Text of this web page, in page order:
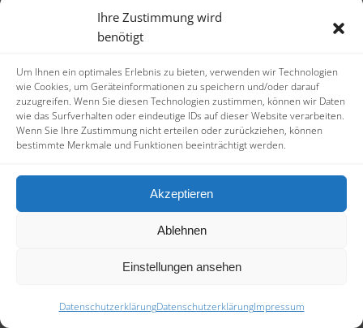
Ihre Zustimmung wird
benötigt
Um Ihnen ein optimales Erlebnis zu bieten, verwenden wir Technologien
wie Cookies, um Geräteinformationen zu speichern und/oder darauf
zuzugreifen. Wenn Sie diesen Technologien zustimmen, können wir Daten
wie das Surfverhalten oder eindeutige IDs auf dieser Website verarbeiten.
Wenn Sie Ihre Zustimmung nicht erteilen oder zurückziehen, können
bestimmte Merkmale und Funktionen beeinträchtigt werden.
Akzeptieren
Ablehnen
Einstellungen ansehen
DatenschutzerklärungDatenschutzerklärungImpressum
23560 Lübeck
+49 (0)451 / 58 59 59 50